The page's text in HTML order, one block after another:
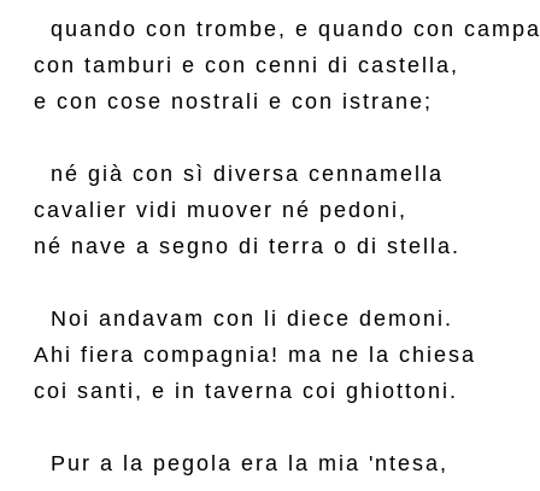
quando con trombe, e quando con
con tamburi e con cenni di castella,
e con cose nostrali e con istrane;
  né già con sì diversa cennamella
cavalier vidi muover né pedoni,
né nave a segno di terra o di stella.
  Noi andavam con li diece demoni.
Ahi fiera compagnia! ma ne la chiesa
coi santi, e in taverna coi ghiottoni.
  Pur a la pegola era la mia 'ntesa,